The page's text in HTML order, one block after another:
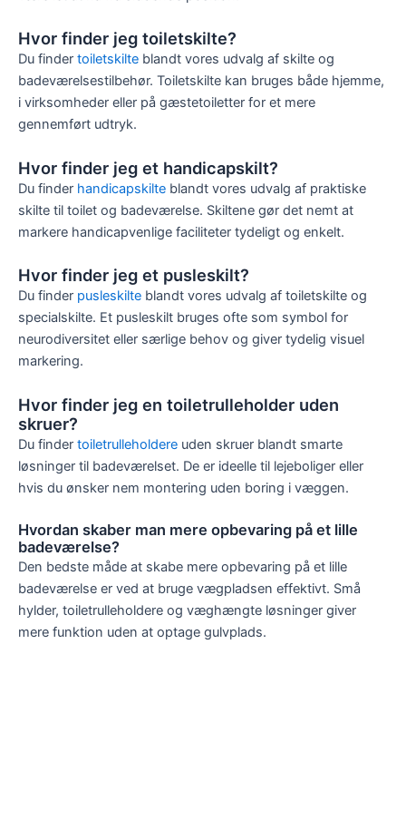
Hvor finder jeg toiletskilte?
Du finder toiletskilte blandt vores udvalg af skilte og
badeværelsestilbehør. Toiletskilte kan bruges både hjemme,
i virksomheder eller på gæstetoiletter for et mere
gennemført udtryk.
Hvor finder jeg et handicapskilt?
Du finder handicapskilte blandt vores udvalg af praktiske
skilte til toilet og badeværelse. Skiltene gør det nemt at
markere handicapvenlige faciliteter tydeligt og enkelt.
Hvor finder jeg et pusleskilt?
Du finder pusleskilte blandt vores udvalg af toiletskilte og
specialskilte. Et pusleskilt bruges ofte som symbol for
neurodiversitet eller særlige behov og giver tydelig visuel
markering.
Hvor finder jeg en toiletrulleholder uden
skruer?
Du finder toiletrulleholdere uden skruer blandt smarte
løsninger til badeværelset. De er ideelle til lejeboliger eller
hvis du ønsker nem montering uden boring i væggen.
Hvordan skaber man mere opbevaring på et lille
badeværelse?
Den bedste måde at skabe mere opbevaring på et lille
badeværelse er ved at bruge vægpladsen effektivt. Små
hylder, toiletrulleholdere og væghængte løsninger giver
mere funktion uden at optage gulvplads.